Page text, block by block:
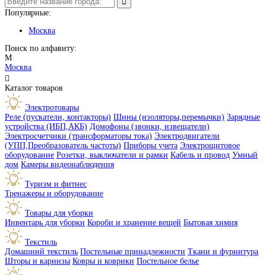
Популярные:
Москва
Поиск по алфавиту:
М
Москва

Каталог товаров
Электротовары
Реле (пускатели, контакторы) Шины (изоляторы,перемычки) Зарядные
устройства (ИБП,АКБ) Домофоны (звонки, извещатели)
Электросчетчики (трансформаторы тока) Электродвигатели
(УПП,Преобразователь частоты) Приборы учета Электрощитовое
оборудование Розетки, выключатели и рамки Кабель и провод Умный
дом Камеры видеонаблюдения
Туризм и фитнес
Тренажеры и оборудование
Товары для уборки
Инвентарь для уборки Короби и хранение вещей Бытовая химия
Текстиль
Домашний текстиль Постельные принадлежности Ткани и фурнитура
Шторы и карнизы Ковры и коврики Постельное белье